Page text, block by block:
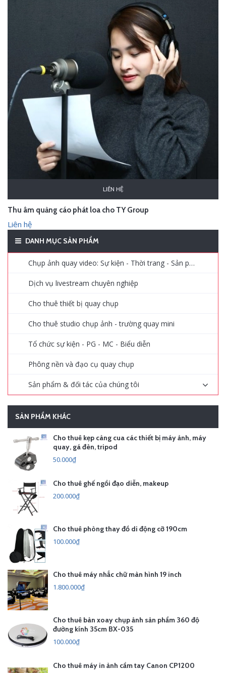
LIÊN HỆ
Thu âm quảng cáo phát loa cho TY Group
Liên hệ
DANH MỤC SẢN PHẨM
Chụp ảnh quay video: Sự kiện - Thời trang - Sản phẩm - Quảng cáo
Dịch vụ livestream chuyên nghiệp
Cho thuê thiết bị quay chụp
Cho thuê studio chụp ảnh - trường quay mini
Tổ chức sự kiện - PG - MC - Biểu diễn
Phông nền và đạo cụ quay chụp
Sản phẩm & đối tác của chúng tôi
SẢN PHẨM KHÁC
Cho thuê kẹp càng cua các thiết bị máy ảnh, máy
quay, gá đèn, tripod
50.000₫
Cho thuê ghế ngồi đạo diễn, makeup
200.000₫
Cho thuê phòng thay đồ di động cỡ 190cm
100.000₫
Cho thuê máy nhắc chữ màn hình 19 inch
1.800.000₫
Cho thuê bàn xoay chụp ảnh sản phẩm 360 độ
đường kính 35cm BX-035
100.000₫
Cho thuê máy in ảnh cầm tay Canon CP1200